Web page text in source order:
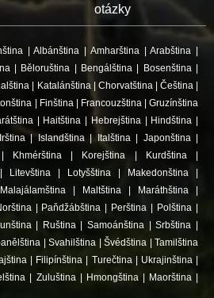
otázky
|Albánština Amharština|Arabština
| Běloruština Bengálština Bosenština|
Katalánština| Chorvatština| Čeština|
Finština| Francouzština|Gruzínština
| Haitština Hebrejština| Hindština
Irština|Islandština| Italština| Japonština|
Khmérština| Korejština Kurdština|
Litevština Lotyšština Makedonština
Malajálamština Maltština Maráthština
| Paňdžábština Perština Polština
| Ruština|Samoánština |Srbština
Svahilština Švédština
Tamilština
| Filipínština Turečtina| Ukrajinština|
Zuluština| Hmongština| Maorština|